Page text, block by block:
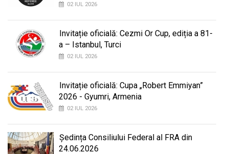
02 IUL 2026
Invitație oficială: Cezmi Or Cup, ediția a 81-
a – Istanbul, Turci
02 IUL 2026
Invitație oficială: Cupa „Robert Emmiyan”
2026 - Gyumri, Armenia
02 IUL 2026
Ședința Consiliului Federal al FRA din
24.06.2026